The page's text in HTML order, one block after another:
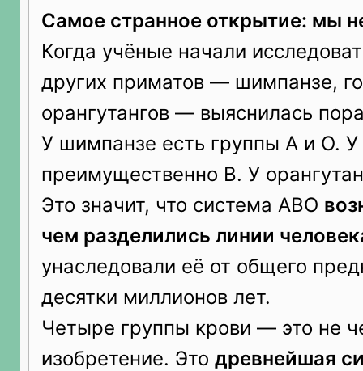
Самое странное открытие: мы
Когда учёные начали
других приматов — шимпанзе,
орангутангов — выяснилась
У шимпанзе есть группы A и O.
преимущественно B. У
Это значит, что система ABO
чем разделились линии
унаследовали её от общего
десятки миллионов лет.
Четыре группы крови — это не
изобретение. Это древнейшая